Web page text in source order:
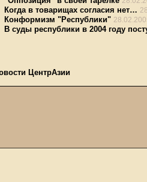
Когда в товарищах согласия нет…
Конформизм "Республики"
В суды республики в 2004 году
ЦентрАзии